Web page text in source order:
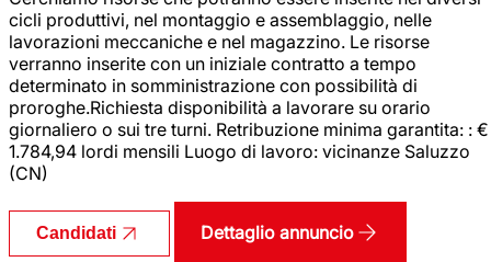
cicli produttivi, nel montaggio e assemblaggio, nelle
lavorazioni meccaniche e nel magazzino. Le risorse
verranno inserite con un iniziale contratto a tempo
determinato in somministrazione con possibilità di
proroghe.Richiesta disponibilità a lavorare su orario
giornaliero o sui tre turni. Retribuzione minima garantita: : €
1.784,94 lordi mensili Luogo di lavoro: vicinanze Saluzzo
(CN)
Candidati Dettaglio annuncio